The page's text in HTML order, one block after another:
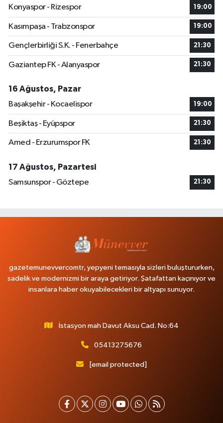
Konyaspor - Rizespor
19:00
Kasımpaşa - Trabzonspor 19:00
Gençlerbirliği S.K. - Fenerbahçe 21:30
Gaziantep FK - Alanyaspor 21:30
16 Ağustos, Pazar
Başakşehir - Kocaelispor
19:00
Beşiktaş - Eyüpspor 21:30
Amed - Erzurumspor FK 21:30
17 Ağustos, Pazartesi
Samsunspor - Göztepe
21:30
gazetemunevvercomtr, yepyeni temasıyla sizleri buluştururken,
sadelik ve modernizmi bir araya getiriyor. Şatafattan kaçınıyor ve
insanlara haber okuyabilecekleri bir altyapı sunuyor.
İstasyon mah Davut Aksu Cad. No:64
05413275676
[email protected]